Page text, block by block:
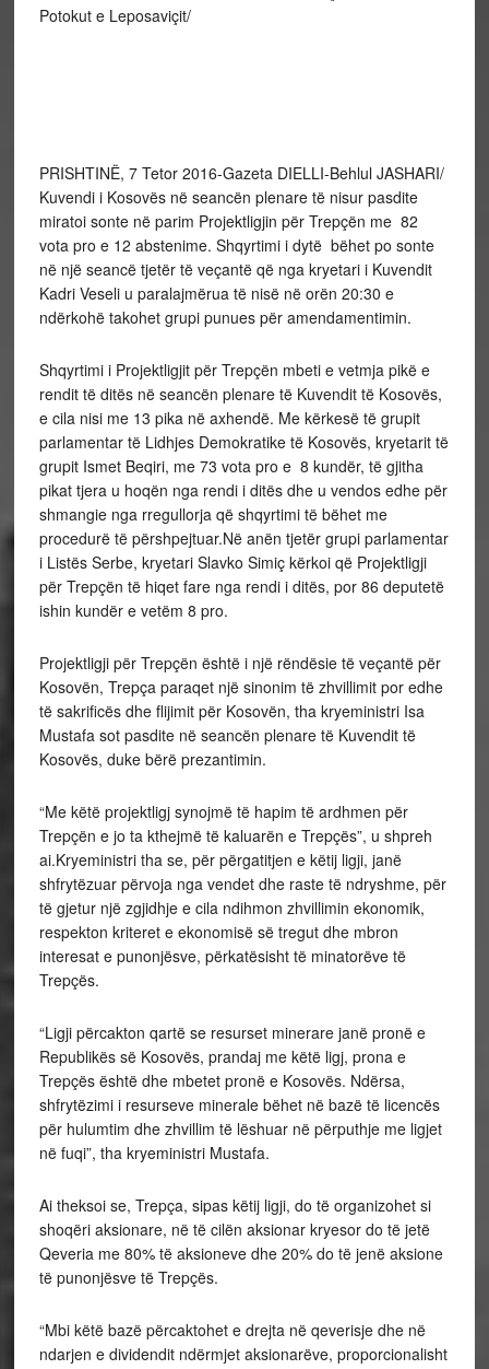
Potokut e Leposaviçit/
PRISHTINË, 7 Tetor 2016-Gazeta DIELLI-Behlul JASHARI/
Kuvendi i Kosovës në seancën plenare të nisur pasdite
miratoi sonte në parim Projektligjin për Trepçën me 82
vota pro e 12 abstenime. Shqyrtimi i dytë bëhet po sonte
në një seancë tjetër të veçantë që nga kryetari i Kuvendit
Kadri Veseli u paralajmërua të nisë në orën 20:30 e
ndërkohë takohet grupi punues për amendamentimin.
Shqyrtimi i Projektligjit për Trepçën mbeti e vetmja pikë e
rendit të ditës në seancën plenare të Kuvendit të Kosovës,
e cila nisi me 13 pika në axhendë. Me kërkesë të grupit
parlamentar të Lidhjes Demokratike të Kosovës, kryetarit të
grupit Ismet Beqiri, me 73 vota pro e 8 kundër, të gjitha
pikat tjera u hoqën nga rendi i ditës dhe u vendos edhe për
shmangie nga rregullorja që shqyrtimi të bëhet me
procedurë të përshpejtuar.Në anën tjetër grupi parlamentar
i Listës Serbe, kryetari Slavko Simiç kërkoi që Projektligji
për Trepçën të hiqet fare nga rendi i ditës, por 86 deputetë
ishin kundër e vetëm 8 pro.
Projektligji për Trepçën është i një rëndësie të veçantë për
Kosovën, Trepça paraqet një sinonim të zhvillimit por edhe
të sakrificës dhe flijimit për Kosovën, tha kryeministri Isa
Mustafa sot pasdite në seancën plenare të Kuvendit të
Kosovës, duke bërë prezantimin.
“Me këtë projektligj synojmë të hapim të ardhmen për
Trepçën e jo ta kthejmë të kaluarën e Trepçës”, u shpreh
ai.Kryeministri tha se, për përgatitjen e këtij ligji, janë
shfrytëzuar përvoja nga vendet dhe raste të ndryshme, për
të gjetur një zgjidhje e cila ndihmon zhvillimin ekonomik,
respekton kriteret e ekonomisë së tregut dhe mbron
interesat e punonjësve, përkatësisht të minatorëve të
Trepçës.
“Ligji përcakton qartë se resurset minerare janë pronë e
Republikës së Kosovës, prandaj me këtë ligj, prona e
Trepçës është dhe mbetet pronë e Kosovës. Ndërsa,
shfrytëzimi i resurseve minerale bëhet në bazë të licencës
për hulumtim dhe zhvillim të lëshuar në përputhje me ligjet
në fuqi”, tha kryeministri Mustafa.
Ai theksoi se, Trepça, sipas këtij ligji, do të organizohet si
shoqëri aksionare, në të cilën aksionar kryesor do të jetë
Qeveria me 80% të aksioneve dhe 20% do të jenë aksione
të punonjësve të Trepçës.
“Mbi këtë bazë përcaktohet e drejta në qeverisje dhe në
ndarjen e dividendit ndërmjet aksionarëve, proporcionalisht